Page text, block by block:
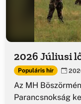
2026 Júliusi
Populáris hír
Az MH
Parancsnokság